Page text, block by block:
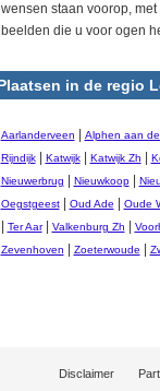
wensen staan voorop,
beelden die u voor ogen
in de regio
Aarlanderveen Alphen aan
Rijndijk| Katwijk| Katwijk Zh
Nieuwerbrug
Nieuwkoop|
Oegstgeest| Oud Ade Oude
Ter Aar| Valkenburg Zh
Zevenhoven
Zoeterwoude
Disclaimer